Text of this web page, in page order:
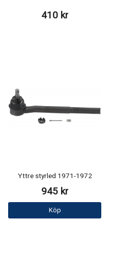
410 kr
Yttre styrled 1971-1972
945 kr
Köp